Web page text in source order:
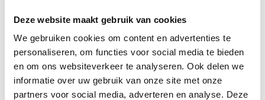
Deze website maakt gebruik van cookies
We gebruiken cookies om content en advertenties te
personaliseren, om functies voor social media te bieden
en om ons websiteverkeer te analyseren. Ook delen we
informatie over uw gebruik van onze site met onze
partners voor social media, adverteren en analyse. Deze